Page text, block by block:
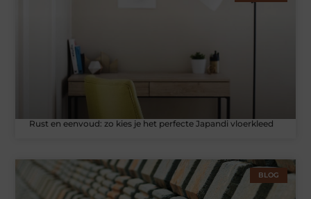
Rust en eenvoud: zo kies je het perfecte Japandi vloerkleed
BLOG